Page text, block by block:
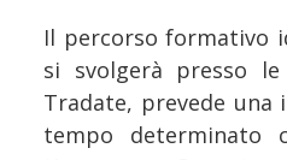
Il percorso formativo
si svolgerà presso
Tradate, prevede una
tempo determinato